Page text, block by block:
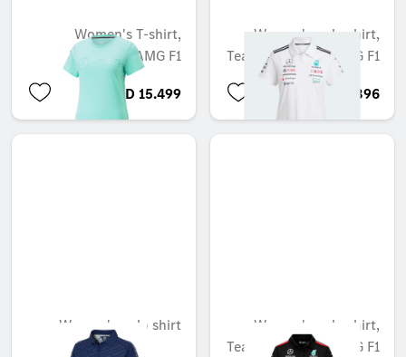
Women's polo shirt,
Team, Mercedes-AMG F1
BHD 60.896
Women's T-shirt,
Mercedes-AMG F1
BHD 15.499
Women's polo shirt,
Team, Mercedes-AMG F1
Women's polo shirt